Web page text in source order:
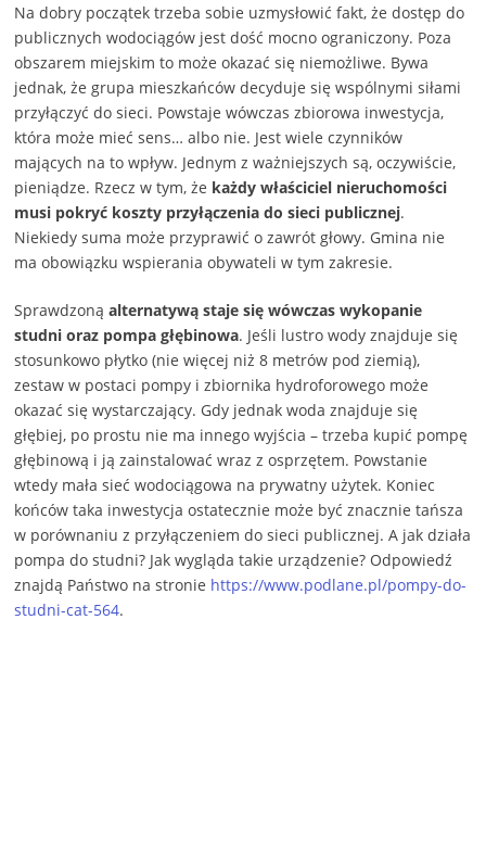
Na dobry początek trzeba sobie uzmysłowić fakt, że dostęp do
publicznych wodociągów jest dość mocno ograniczony. Poza
obszarem miejskim to może okazać się niemożliwe. Bywa
jednak, że grupa mieszkańców decyduje się wspólnymi siłami
przyłączyć do sieci. Powstaje wówczas zbiorowa inwestycja,
która może mieć sens… albo nie. Jest wiele czynników
mających na to wpływ. Jednym z ważniejszych są, oczywiście,
pieniądze. Rzecz w tym, że każdy właściciel nieruchomości
musi pokryć koszty przyłączenia do sieci publicznej.
Niekiedy suma może przyprawić o zawrót głowy. Gmina nie
ma obowiązku wspierania obywateli w tym zakresie.
Sprawdzonąalternatywą staje się wówczas wykopanie
studni oraz pompa głębinowa. Jeśli lustro wody znajduje się
stosunkowo płytko (nie więcej niż 8 metrów pod ziemią),
zestaw w postaci pompy i zbiornika hydroforowego może
okazać się wystarczający. Gdy jednak woda znajduje się
głębiej, po prostu nie ma innego wyjścia – trzeba kupić pompę
głębinową i ją zainstalować wraz z osprzętem. Powstanie
wtedy mała sieć wodociągowa na prywatny użytek. Koniec
końców taka inwestycja ostatecznie może być znacznie tańsza
w porównaniu z przyłączeniem do sieci publicznej. A jak działa
pompa do studni? Jak wygląda takie urządzenie? Odpowiedź
znajdą Państwo na stronie https://www.podlane.pl/pompy-do-
studni-cat-564.